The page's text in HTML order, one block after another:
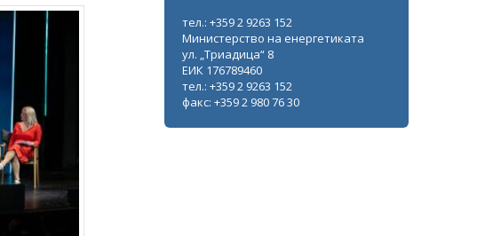
тел.: +359 2 9263 152
Министерство на енергетиката
ул. „Триадица“ 8
ЕИК 176789460
тел.: +359 2 9263 152
факс: +359 2 980 76 30